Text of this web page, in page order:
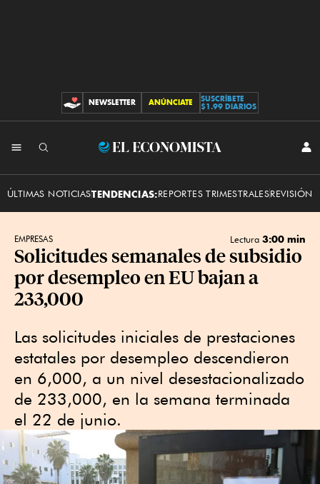
CONTRIBUCIONES
NEWSLETTER ANÚNCIATE
SUSCRÍBETE
$1.99 DIARIOS
El
ÚLTIMAS NOTICIASTENDENCIAS:REPORTES TRIMESTRALESREVISIÓN
EMPRESAS Lectura 3:00 min
Solicitudes semanales de subsidio
por desempleo en EU bajan a
233,000
Las solicitudes iniciales de prestaciones
estatales por desempleo descendieron
en 6,000, a un nivel desestacionalizado
de 233,000, en la semana terminada
el 22 de junio.